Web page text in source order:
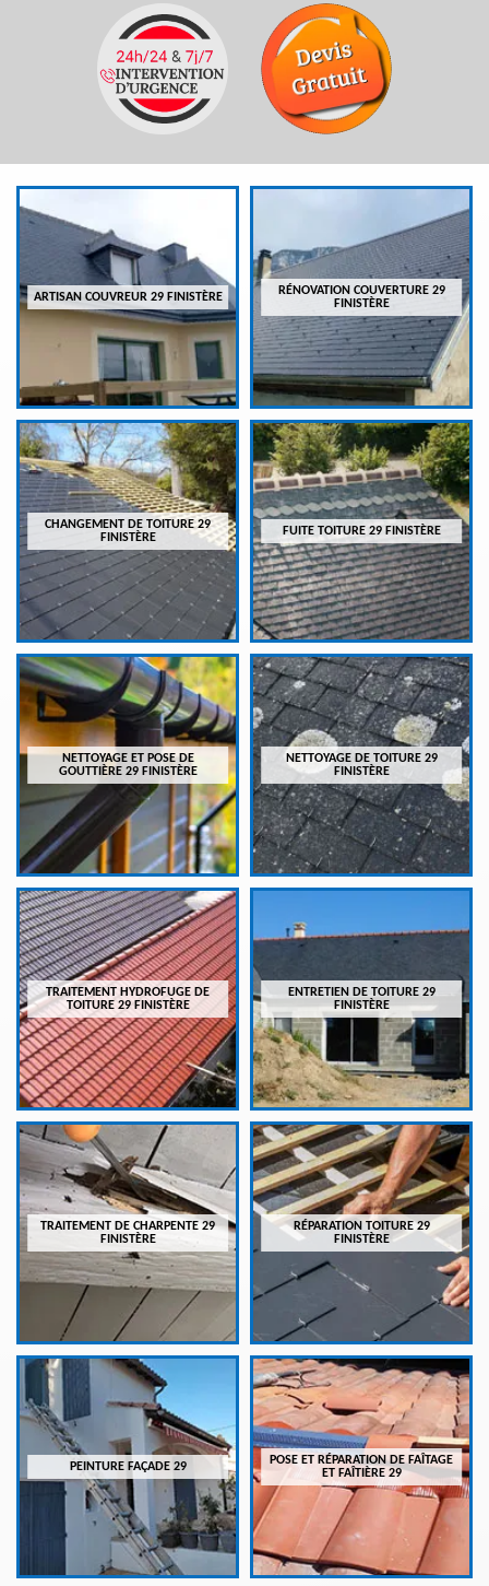
ARTISAN COUVREUR 29 FINISTÈRE
RÉNOVATION COUVERTURE 29
FINISTÈRE
CHANGEMENT DE TOITURE 29
FINISTÈRE
FUITE TOITURE 29 FINISTÈRE
NETTOYAGE ET POSE DE
GOUTTIÈRE 29 FINISTÈRE
NETTOYAGE DE TOITURE 29
FINISTÈRE
TRAITEMENT HYDROFUGE DE
TOITURE 29 FINISTÈRE
ENTRETIEN DE TOITURE 29
FINISTÈRE
TRAITEMENT DE CHARPENTE 29
FINISTÈRE
RÉPARATION TOITURE 29
FINISTÈRE
PEINTURE FAÇADE 29
POSE ET RÉPARATION DE FAÎTAGE
ET FAÎTIÈRE 29